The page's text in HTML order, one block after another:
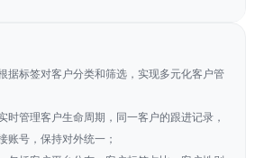
据标签对客户分类和筛选，实现多元化客户管
时管理客户生命周期，同一客户的跟进记录，
账号，保持对外统一；